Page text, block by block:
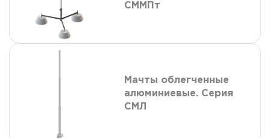
СММПт
Мачты облегченные
алюминиевые. Серия
СМЛ